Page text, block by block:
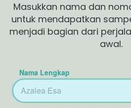
Masukkan nama dan
untuk mendapatkan
menjadi bagian dari
awal.
Nama Lengkap